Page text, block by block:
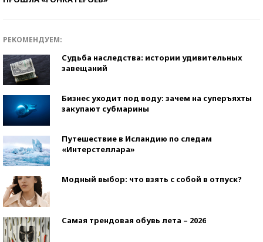
РЕКОМЕНДУЕМ:
Судьба наследства: истории удивительных
завещаний
Бизнес уходит под воду: зачем на суперъяхты
закупают субмарины
Путешествие в Исландию по следам
«Интерстеллара»
Модный выбор: что взять с собой в отпуск?
Самая трендовая обувь лета – 2026